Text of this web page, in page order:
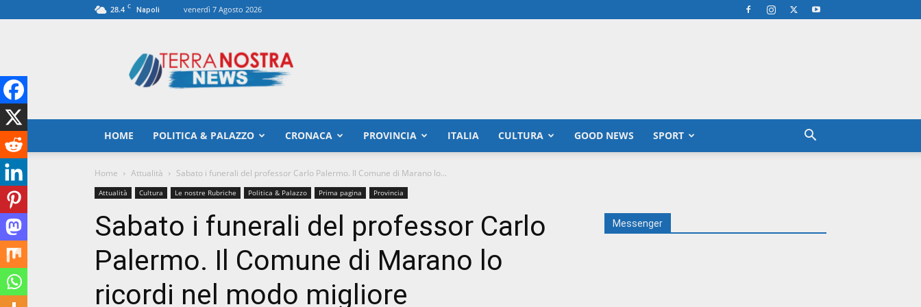
28.4 C Napoli venerdì 7 Agosto 2026
HOME POLITICA & PALAZZO CRONACA PROVINCIA ITALIA CULTURA GOOD NEWS SPORT
Home Attualità Sabato i funerali del professor Carlo Palermo. Il Comune di Marano lo...
Attualità Cultura Le nostre Rubriche Politica & Palazzo Prima pagina Provincia
Sabato i funerali del professor Carlo
Palermo. Il Comune di Marano lo
ricordi nel modo migliore
Messenger